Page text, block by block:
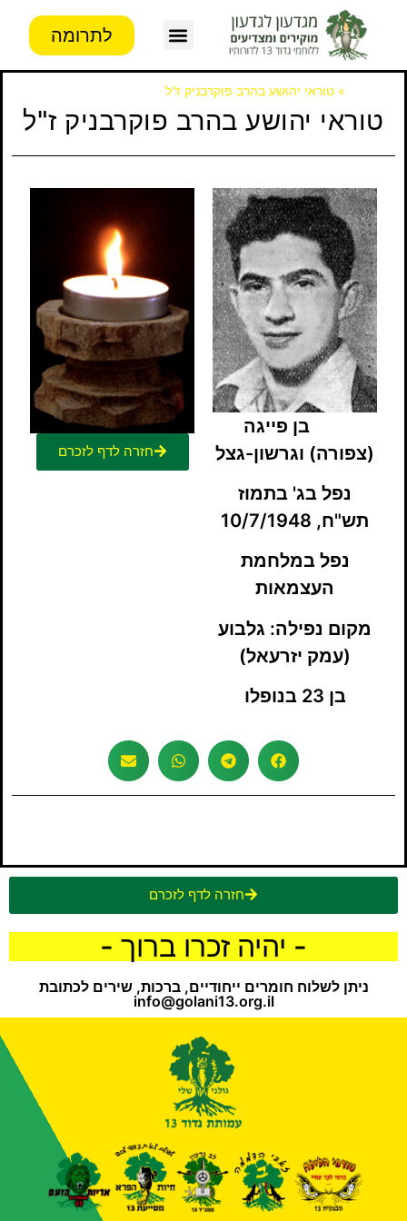
לתרומה
» טוראי יהושע בהרב פוקרבניק ז"ל
טוראי יהושע בהרב פוקרבניק ז"ל
בן פייגה
(צפורה) וגרשון-גצל
נפל בג' בתמוז
תש"ח, 10/7/1948
נפל במלחמת
העצמאות
מקום נפילה: גלבוע
(עמק יזרעאל)
בן 23 בנופלו
חזרה לדף לזכרם
חזרה לדף לזכרם
- יהיה זכרו ברוך -
ניתן לשלוח חומרים ייחודיים, ברכות, שירים לכתובת
info@golani13.org.il